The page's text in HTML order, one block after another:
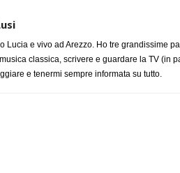
Lucia e vivo ad Arezzo. Ho tre grandissime
classica, scrivere e guardare la TV (in
e tenermi sempre informata su tutto.